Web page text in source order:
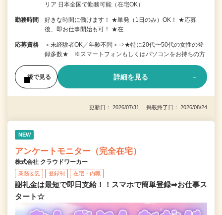
リア 日本全国で勤務可能（在宅OK）
勤務時間
好きな時間に働けます！ ★単発（1日のみ）OK！ ★応募
後、即お仕事開始も可！ ★在…
応募資格
＜未経験者OK／年齢不問＞⇒★特に20代〜50代の女性の登
録多数★ ※スマートフォンもしくはパソコンをお持ちの方
後で見る 詳細を見る
更新日： 2026/07/31 掲載終了日： 2026/08/24
NEW
アンケートモニター（完全在宅）
株式会社 クラウドワーカー
業務委託 登録制 在宅・内職
謝礼金は最短で即日支給！！スマホで簡単登録➡お仕事ス
タート☆